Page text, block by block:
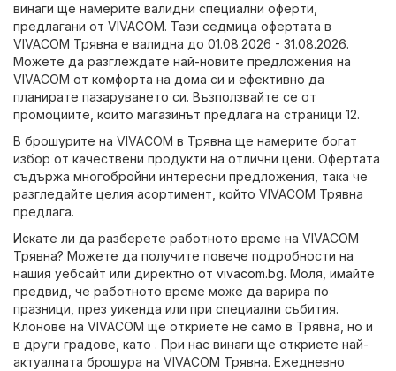
винаги ще намерите валидни специални оферти,
предлагани от VIVACOM. Тази седмица офертата в
VIVACOM Трявна е валидна до 01.08.2026 - 31.08.2026.
Можете да разглеждате най-новите предложения на
VIVACOM от комфорта на дома си и ефективно да
планирате пазаруването си. Възползвайте се от
промоциите, които магазинът предлага на страници 12.
В брошурите на VIVACOM в Трявна ще намерите богат
избор от качествени продукти на отлични цени. Офертата
съдържа многобройни интересни предложения, така че
разгледайте целия асортимент, който VIVACOM Трявна
предлага.
Искате ли да разберете работното време на VIVACOM
Трявна? Можете да получите повече подробности на
нашия уебсайт или директно от vivacom.bg. Моля, имайте
предвид, че работното време може да варира по
празници, през уикенда или при специални събития.
Клонове на VIVACOM ще откриете не само в Трявна, но и
в други градове, като . При нас винаги ще откриете най-
актуалната брошура на VIVACOM Трявна. Ежедневно